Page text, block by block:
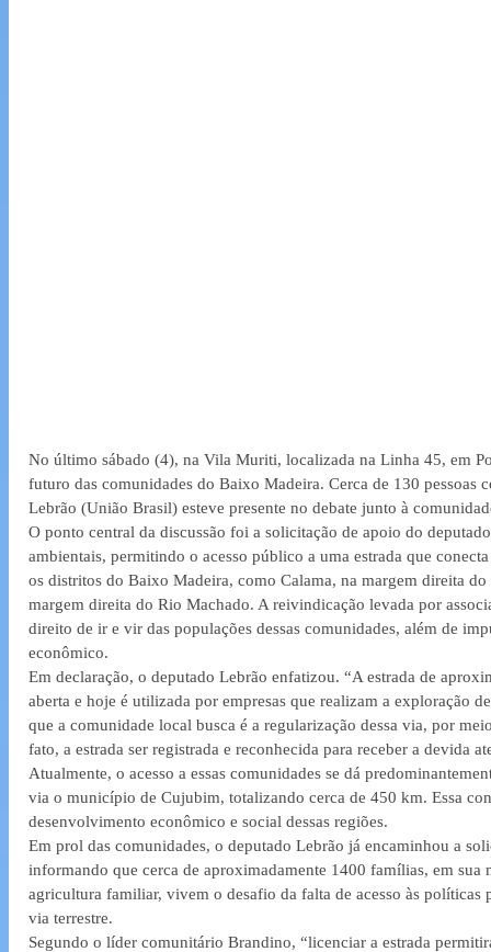
No último sábado (4), na Vila Muriti, localizada na Linha 45, em
futuro das comunidades do Baixo Madeira. Cerca de 130 pessoas
Lebrão (União Brasil) esteve presente no debate junto à
O ponto central da discussão foi a solicitação de apoio do
ambientais, permitindo o acesso público a uma estrada que
os distritos do Baixo Madeira, como Calama, na margem direita
margem direita do Rio Machado. A reivindicação levada por
direito de ir e vir das populações dessas comunidades, além de
econômico.
Em declaração, o deputado Lebrão enfatizou. “A estrada de
aberta e hoje é utilizada por empresas que realizam a exploração
que a comunidade local busca é a regularização dessa via, por
fato, a estrada ser registrada e reconhecida para receber a devida
Atualmente, o acesso a essas comunidades se dá
via o município de Cujubim, totalizando cerca de 450 km. Essa
desenvolvimento econômico e social dessas regiões.
Em prol das comunidades, o deputado Lebrão já encaminhou a
informando que cerca de aproximadamente 1400 famílias, em
agricultura familiar, vivem o desafio da falta de acesso às
via terrestre.
Segundo o líder comunitário Brandino, “licenciar a estrada